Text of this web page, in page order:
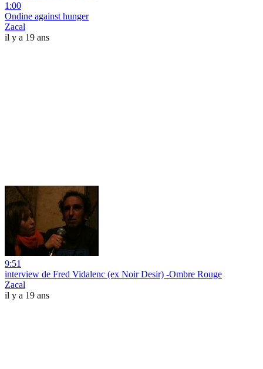
1:00
Ondine against hunger
Zacal
il y a 19 ans
9:51
interview de Fred Vidalenc (ex Noir Desir) -Ombre Rouge
Zacal
il y a 19 ans